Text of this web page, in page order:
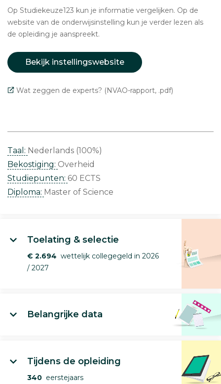
Op Studiekeuze123 kun je informatie vergelijken. Op de
website van de onderwijsinstelling kun je verder lezen als
de opleiding je aanspreekt.
Bekijk instellingswebsite
Wat zeggen de experts? (NVAO-rapport, .pdf)
Taal: Nederlands (100%)
Bekostiging: Overheid
Studiepunten: 60 ECTS
Diploma: Master of Science
Toelating & selectie
€ 2.694 wettelijk collegegeld in 2026
/ 2027
Belangrijke data
Tijdens de opleiding
340 eerstejaars